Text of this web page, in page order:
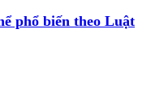
phổ biến theo Luật